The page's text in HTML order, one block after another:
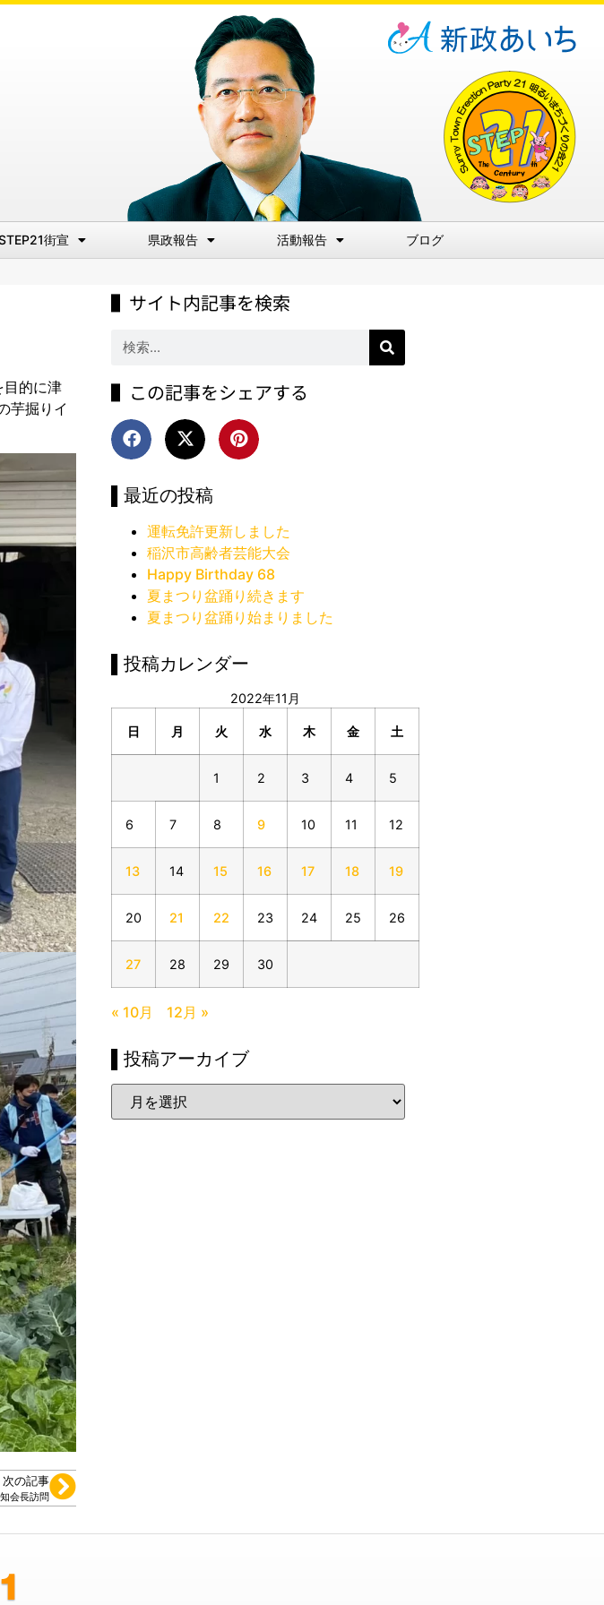
街宣 県政報告 活動報告 ブログ
的に津
芋掘りイ
次の記事
会長訪問
▌サイト内記事を検索
▌この記事をシェアする
▌最近の投稿
運転免許更新しました
稲沢市高齢者芸能大会
Happy Birthday 68
夏まつり盆踊り続きます
夏まつり盆踊り始まりました
▌投稿カレンダー
2022年11月
日 月 火 水 木 金 土
1 2 3 4 5
6 7 8 9 10 11 12
13 14 15 16 17 18 19
20 21 22 23 24 25 26
27 28 29 30
« 10月 12月 »
▌投稿アーカイブ